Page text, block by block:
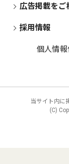
広告掲載をご
採用情報
個人情
当サイト内に
(C)